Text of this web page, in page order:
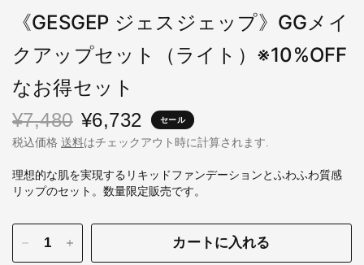
《GESGEP ジェスジェップ》GGメイ
クアップセット（ライト）※10%OFF
なお得セット
¥7,480 ¥6,732 セール
税込価格 送料はチェックアウト時に計算されます.
理想的な肌を実現するリキッドファンデーションとふわふわ質感
リップのセット。数量限定販売です。
カートに入れる